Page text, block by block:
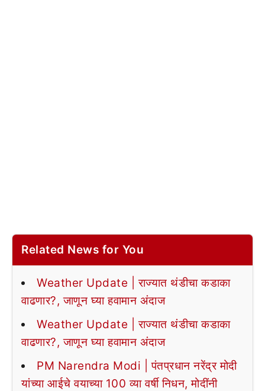
Related News for You
Weather Update | राज्यात थंडीचा कडाका
वाढणार?, जाणून घ्या हवामान अंदाज
Weather Update | राज्यात थंडीचा कडाका
वाढणार?, जाणून घ्या हवामान अंदाज
PM Narendra Modi | पंतप्रधान नरेंद्र मोदी
यांच्या आईचे वयाच्या 100 व्या वर्षी निधन, मोदींनी